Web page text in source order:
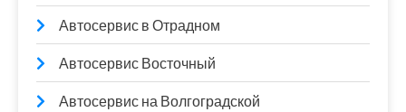
Автосервис в Отрадном
Автосервис Восточный
Автосервис на Волгоградской